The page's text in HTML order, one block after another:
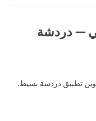
— دردشة
تطبيق دردشة بسيط.